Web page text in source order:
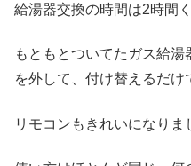
給湯器交換の時間は2時間
もともとついてたガス給
を外して、付け替えるだけ
リモコンもきれいになりま